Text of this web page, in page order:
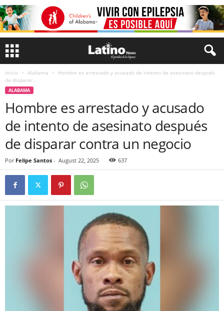
Inicio Alabama
Hombre es arrestado y acusado de intento de asesinato después
de disparar...
ALABAMA
Hombre es arrestado y acusado
de intento de asesinato después
de disparar contra un negocio
Por Felipe Santos - August 22, 2025 637